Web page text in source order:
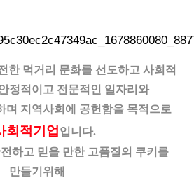
한 먹거리 문화를 선도하고 사회적
정적이고 전문적인 일자리와
며 지역사회에 공헌함을 목적으로
회적기업 입니다.
하고 믿을 만한 고품질의 쿠키를
만들기위해